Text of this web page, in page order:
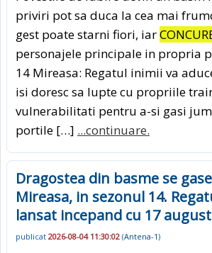
priviri pot sa duca la cea mai
gest poate starni fiori, iar
personajele principale in propria
14 Mireasa: Regatul inimii va
isi doresc sa lupte cu propriile
vulnerabilitati pentru a-si gasi
portile […] ...continuare.
Dragostea din basme se
Mireasa, in sezonul 14.
lansat incepand cu 17 august
publicat 2026-08-04 11:30:02 (Antena-1)